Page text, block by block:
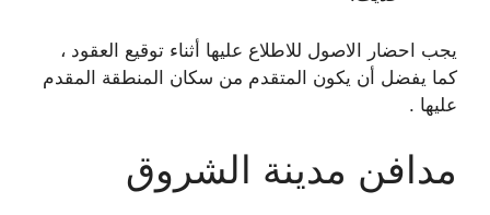
يجب احضار الاصول للاطلاع عليها أثناء توقيع العقود ،
كما يفضل أن يكون المتقدم من سكان المنطقة المقدم
عليها .
مدافن مدينة الشروق